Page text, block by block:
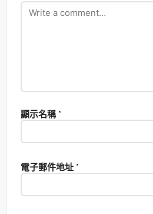
顯示名稱 *
電子郵件地址 *